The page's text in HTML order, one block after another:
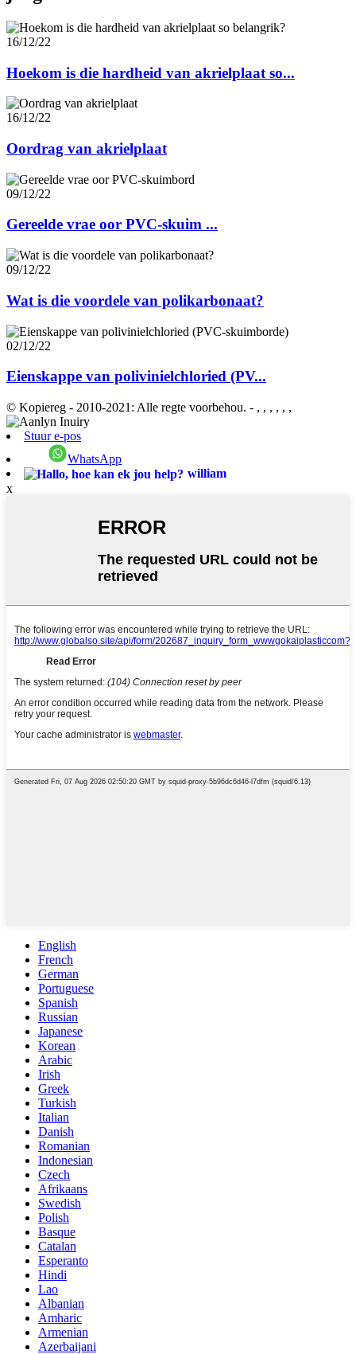
16/12/22
Hoekom is die hardheid van akrielplaat so...
16/12/22
Oordrag van akrielplaat
09/12/22
Gereelde vrae oor PVC-skuim ...
09/12/22
Wat is die voordele van polikarbonaat?
02/12/22
Eienskappe van polivinielchloried (PV...
© Kopiereg - 2010-2021: Alle regte voorbehou. - , , , , , ,
Stuur e-pos
WhatsApp
william
x
English
French
German
Portuguese
Spanish
Russian
Japanese
Korean
Arabic
Irish
Greek
Turkish
Italian
Danish
Romanian
Indonesian
Czech
Afrikaans
Swedish
Polish
Basque
Catalan
Esperanto
Hindi
Lao
Albanian
Amharic
Armenian
Azerbaijani